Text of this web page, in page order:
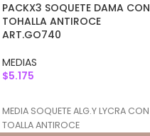
PACKX3 SOQUETE DAMA CON
TOHALLA ANTIROCE
ART.GO740
MEDIAS
$5.175
MEDIA SOQUETE ALG.Y LYCRA CON
TOALLA ANTIROCE